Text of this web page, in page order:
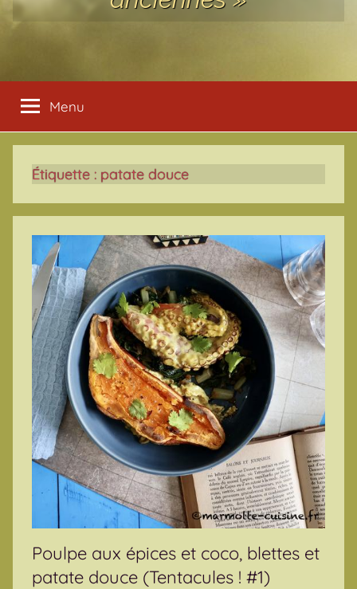
Menu
Étiquette : patate douce
Poulpe aux épices et coco, blettes et
patate douce (Tentacules ! #1)